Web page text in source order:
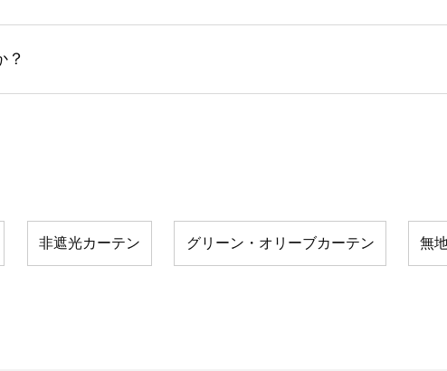
？
非遮光カーテン グリーン・オリーブカーテン 無